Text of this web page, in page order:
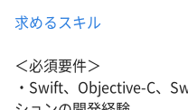
求めるスキル
＜必須要件＞
・Swift、Objective-C、